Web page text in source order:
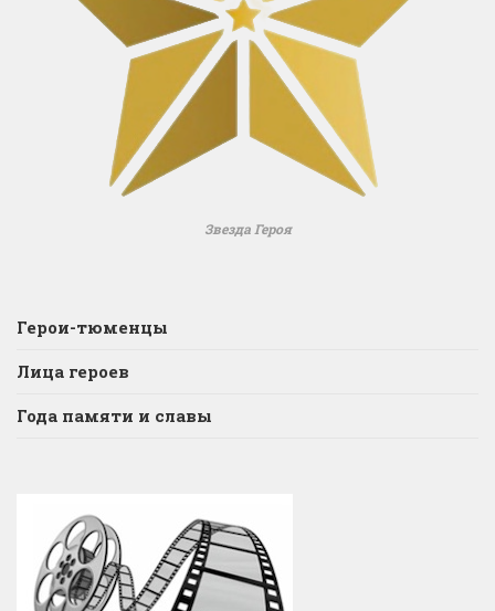
Звезда Героя
Герои-тюменцы
Лица героев
Года памяти и славы